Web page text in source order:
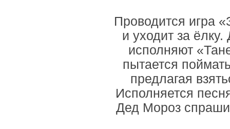
Проводится игра
и уходит за
исполняют
пытается
предлагая
Исполняется
Дед Мороз